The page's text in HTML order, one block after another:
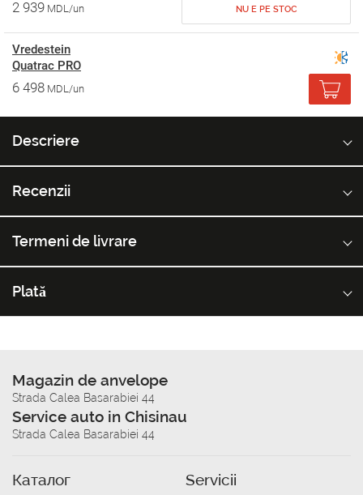
2 939 MDL/un NU E PE STOC
Vredestein
Quatrac PRO
6 498 MDL/un
Descriere
Recenzii
Termeni de livrare
Plată
Magazin de anvelope
Strada Calea Basarabiei 44
Service auto in Chisinau
Strada Calea Basarabiei 44
Каталог Servicii